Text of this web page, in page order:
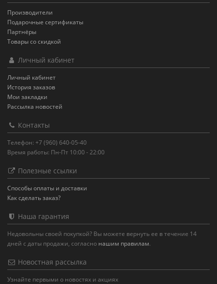
Производители
Подарочные сертификаты
Партнёры
Товары со скидкой
Личный кабинет
Личный кабинет
История заказов
Мои закладки
Рассылка новостей
Контакты
Телефон: +7 (960) 640-05-40
Время работы: Пн-Пт 10:00 - 22:00
Полезные ссылки
Способы оплаты и доставки
Как сделать заказ?
Наша гарантия
Недовольны своей покупкой? Вы можете вернуть ее в течение 14
дней с даты продажи, согласно нашим правилам.
Новостная рассылка
Узнайте первыми о новостях и акциях